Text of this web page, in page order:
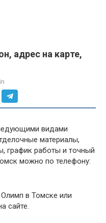
адрес на карте,
видами
материалы,
график работы и точный
можно по телефону:
в Томске или
сайте.